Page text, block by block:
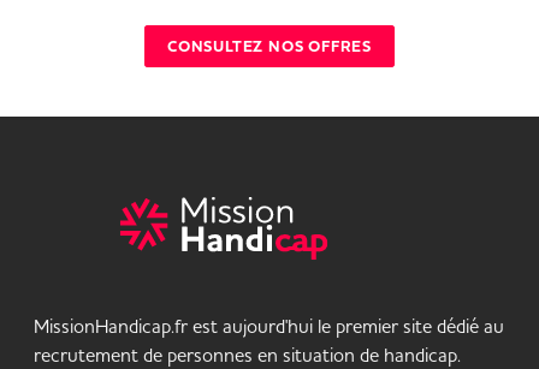
CONSULTEZ NOS OFFRES
MissionHandicap.fr est aujourd'hui le premier site dédié au
recrutement de personnes en situation de handicap.